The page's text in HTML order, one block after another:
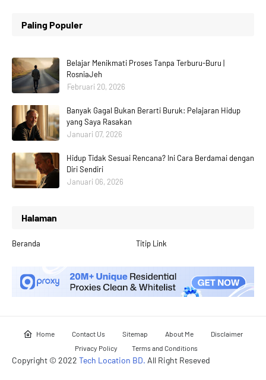
Paling Populer
Belajar Menikmati Proses Tanpa Terburu-Buru |
RosniaJeh
Februari 20, 2026
Banyak Gagal Bukan Berarti Buruk: Pelajaran Hidup
yang Saya Rasakan
Januari 07, 2026
Hidup Tidak Sesuai Rencana? Ini Cara Berdamai dengan
Diri Sendiri
Januari 06, 2026
Halaman
Beranda Titip Link
Home Contact Us Sitemap About Me
Disclaimer
Privacy Policy
Terms and Conditions
Copyright © 2022 Tech Location BD. All Right Reseved